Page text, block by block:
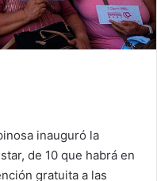
inauguró la
de 10 que habrá en
gratuita a las